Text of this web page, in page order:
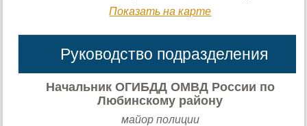
Показать на карте
Руководство подразделения
Начальник ОГИБДД ОМВД России по
Любинскому району
майор полиции